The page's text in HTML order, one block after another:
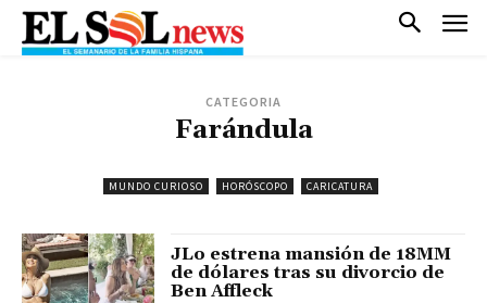
CATEGORIA
Farándula
MUNDO CURIOSO HORÓSCOPO CARICATURA
JLo estrena mansión de 18MM
de dólares tras su divorcio de
Ben Affleck